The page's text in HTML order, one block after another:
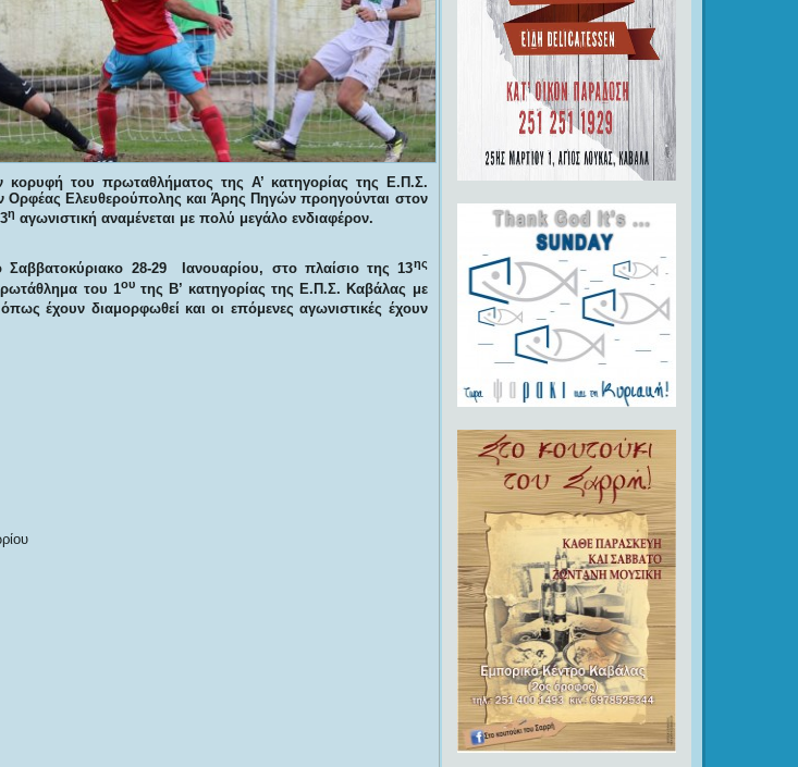
κορυφή του πρωταθλήματος της Α’ κατηγορίας της Ε.Π.Σ.
Ορφέας Ελευθερούπολης και Άρης Πηγών προηγούνται στον
η αγωνιστική αναμένεται με πολύ μεγάλο ενδιαφέρον.
28-29 Ιανουαρίου, στο πλαίσιο της 13ης
του 1ουτης Β’ κατηγορίας της Ε.Π.Σ. Καβάλας με
έχουν διαμορφωθεί και οι επόμενες αγωνιστικές έχουν